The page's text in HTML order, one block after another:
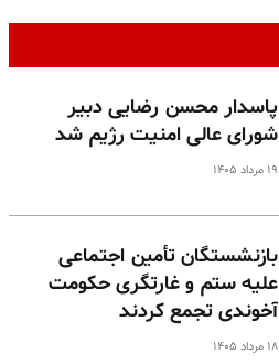
پاسدار محسن رضایی دبیر
شورای عالی امنیت رژیم شد
۱۹ مرداد ۱۴۰۵
بازنشستگان تأمین اجتماعی
علیه ستم و غارتگری حکومت
آخوندی تجمع کردند
۱۸ مرداد ۱۴۰۵